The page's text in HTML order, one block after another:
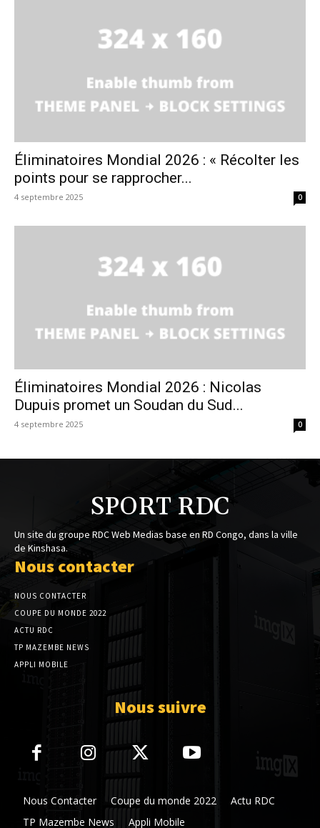
Éliminatoires Mondial 2026 : « Récolter les
points pour se rapprocher...
4 septembre 2025 0
Éliminatoires Mondial 2026 : Nicolas
Dupuis promet un Soudan du Sud...
4 septembre 2025 0
SPORT RDC
Un site du groupe RDC Web Medias base en RD Congo, dans la ville
de Kinshasa.
Nous contacter
NOUS CONTACTER
COUPE DU MONDE 2022
ACTU RDC
TP MAZEMBE NEWS
APPLI MOBILE
Nous suivre
Nous Contacter Coupe du monde 2022
Actu RDC
TP Mazembe News
Appli Mobile